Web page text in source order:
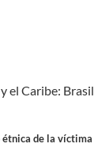
el Caribe: Brasil
étnica de la víctima